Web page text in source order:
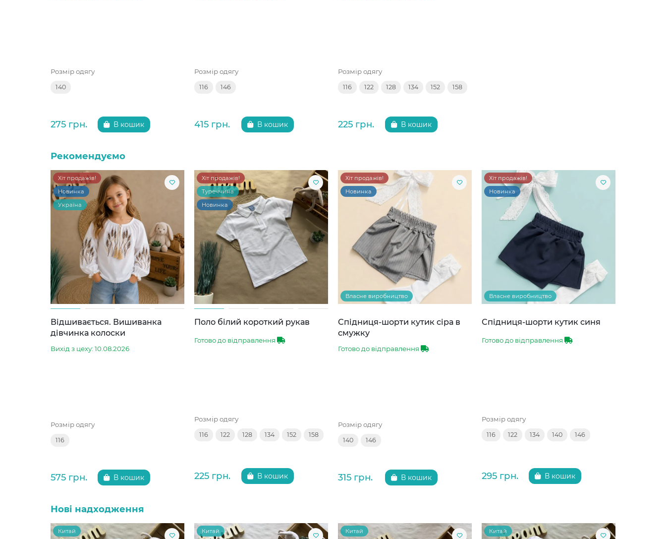
Розмір одягу
140
275 грн. В кошик
Розмір одягу
116 146
415 грн. В кошик
Розмір одягу
116 122 128 134 152 158
225 грн. В кошик
Рекомендуємо
Хіт продажів!
Новинка
Україна
Відшивається. Вишиванка
дівчинка колоски
Вихід з цеху: 10.08.2026
Розмір одягу
116
575 грн. В кошик
Хіт продажів!
Туреччина
Новинка
Поло білий короткий рукав
Готово до відправлення
Розмір одягу
116 122 128 134 152 158
225 грн. В кошик
Хіт продажів!
Новинка
Власне виробництво
Спідниця-шорти кутик сіра в
смужку
Готово до відправлення
Розмір одягу
140 146
315 грн. В кошик
Хіт продажів!
Новинка
Власне виробництво
Спідниця-шорти кутик синя
Готово до відправлення
Розмір одягу
116 122 134 140 146
295 грн. В кошик
Нові надходження
Китай Китай Китай Китай